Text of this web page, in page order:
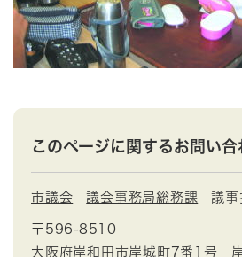
このページに関するお問い合
市議会 議会事務局総務課 議事
〒596-8510
大阪府岸和田市岸城町7番1号